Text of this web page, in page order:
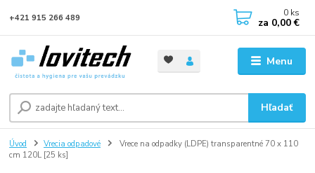
Menu
Hľadať
+421 915 266 489 0 ks
za 0,00 €
Úvod Vrecia odpadové
Vrece na odpadky (LDPE) transparentné 70 x 110
cm 120L [25 ks]